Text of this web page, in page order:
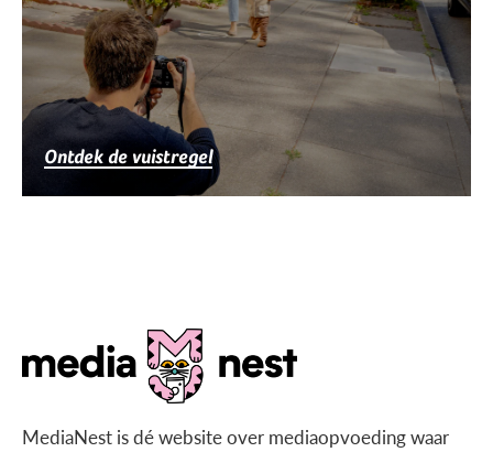
Ontdek de vuistregel
MediaNest is dé website over mediaopvoeding waar